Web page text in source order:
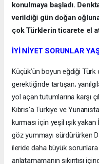
konulmaya başladı.
verildiği gün doğan
çok Türklerin ticarete el
İYİ NİYET SORUNLAR
Küçük’ün boyun eğdiği
gerektiğinde tartışan;
yol açan tutumlarına karşı
Kıbrıs’a Türkiye ve
kurması için yeşil ışık
göz yummayı sürdürürken
ileride daha büyük sorunlara
anlatamamanın sıkıntısı